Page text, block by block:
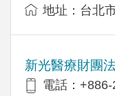
地址：台北
新光醫療財團
電話：